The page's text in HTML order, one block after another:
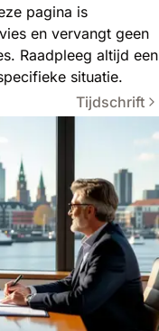
pagina is
en vervangt geen
. Raadpleeg altijd een
situatie.
Tijdschrift